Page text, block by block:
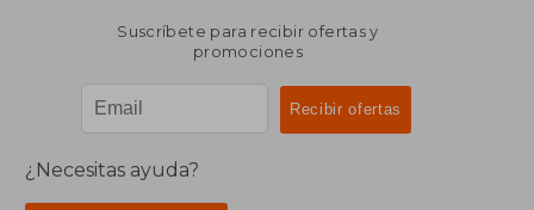
Suscríbete para recibir ofertas y
promociones
¿Necesitas ayuda?